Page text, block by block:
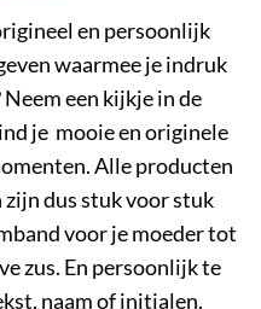
en persoonlijk
waarmee je indruk
een kijkje in de
je mooie en originele
Alle producten
dus stuk voor stuk
voor je moeder tot
zus. En persoonlijk te
naam of initialen.